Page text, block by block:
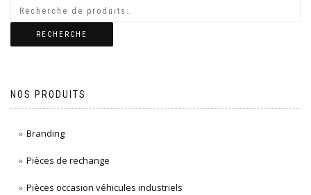
RECHERCHE
NOS PRODUITS
Branding
Pièces de rechange
Pièces occasion véhicules industriels